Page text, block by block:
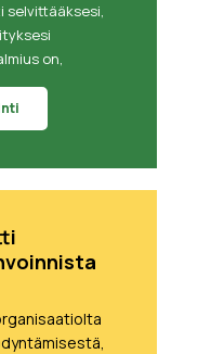
selvittääksesi,
on,